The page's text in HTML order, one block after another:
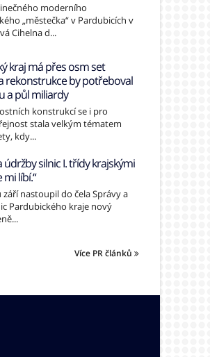
moderního
„městečka“ v Pardubicích v
Cihelna d...
kraj má přes osm set
rekonstrukce by potřeboval
a půl miliardy
konstrukcí se i pro
stala velkým tématem
kdy...
údržby silnic I. třídy krajskými
mi líbí.“
září nastoupil do čela Správy a
Pardubického kraje nový
Více PR článků